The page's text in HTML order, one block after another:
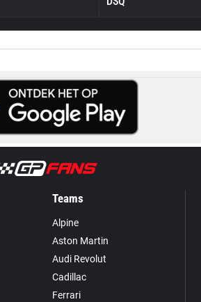
Teams
Alpine
Aston Martin
Audi Revolut
Cadillac
Ferrari